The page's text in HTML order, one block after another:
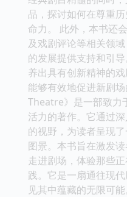
品，探讨如何在尊重
命力。 此外，本书还
及戏剧评论等相关领
的发展提供支持和引
养出具有创新精神的
能够有效地促进新剧
Theatre》是一部致力
活力的著作。它通过
的视野，为读者呈现
图景。本书旨在激发
走进剧场，体验那些
践。它是一扇通往现
见其中蕴藏的无限可能